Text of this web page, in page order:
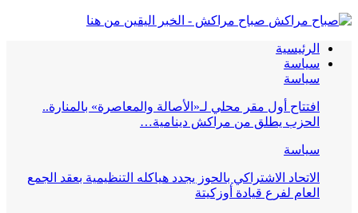
صباح مراكش - الخبر اليقين من هنا
الرئيسية
سياسة
سياسة
افتتاح أول مقر محلي لـ«الأصالة والمعاصرة» بالمنارة..
الحزب يطلق من مراكش دينامية…
سياسة
الاتحاد الاشتراكي بالحوز يجدد هياكله التنظيمية بعقد الجمع
العام لفرع قيادة أوزكيتة